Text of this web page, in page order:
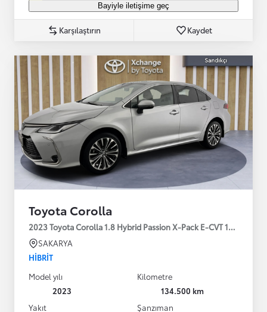
Bayiyle iletişime geç
Karşılaştırın Kaydet
Toyota Corolla
2023 Toyota Corolla 1.8 Hybrid Passion X-Pack E-CVT 140HP
SAKARYA
HIBRIT
Model yılı
2023
Kilometre
134.500 km
Yakıt
Şanzıman